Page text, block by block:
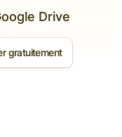
Drive
gratuitement